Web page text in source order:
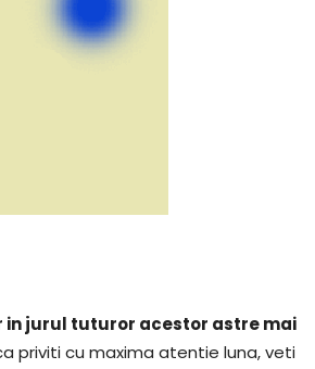
in jurul tuturor acestor astre mai
priviti cu maxima atentie luna, veti